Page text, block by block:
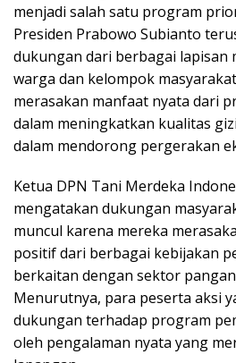
menjadi salah satu program
Presiden Prabowo Subianto
dukungan dari berbagai lapisan
warga dan kelompok
merasakan manfaat nyata dari
dalam meningkatkan kualitas
dalam mendorong pergerakan
Ketua DPN Tani Merdeka
mengatakan dukungan
muncul karena mereka
positif dari berbagai kebijakan
berkaitan dengan sektor
Menurutnya, para peserta aksi
dukungan terhadap program
oleh pengalaman nyata yang